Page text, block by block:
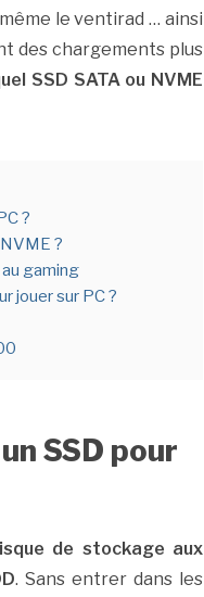
le ventirad … ainsi
des chargements plus
SSD SATA ou NVME
?
?
gaming
jouer sur PC ?
SSD pour
de stockage aux
. Sans entrer dans les